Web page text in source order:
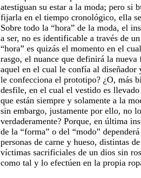
atestiguan su estar a la moda; pero si
fijarla en el tiempo cronológico, ella
Sobre todo la “hora” de la moda, el
a ser, no es identificable a través de
“hora” es quizás el momento en el
rasgo, el nuance que definirá la
aquel en el cual le confía al diseñador
le confecciona el prototipo? ¿O, más
desfile, en el cual el vestido es
que están siempre y solamente a la
sin embargo, justamente por ello, no
verdaderamente? Porque, en última
de la “forma” o del “modo”
personas de carne y hueso, distintas
víctimas sacrificiales de un dios sin
como tal y lo efectúen en la propia